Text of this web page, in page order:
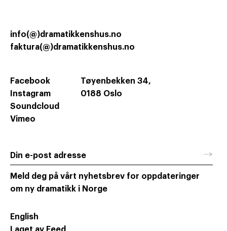
Tøyenbekken 34,
0188 Oslo
info(@)dramatikkenshus.no
faktura(@)dramatikkenshus.no
Facebook
Instagram
Soundcloud
Vimeo
Din e-post adresse →
Meld deg på vårt nyhetsbrev for oppdateringer
om ny dramatikk i Norge
English